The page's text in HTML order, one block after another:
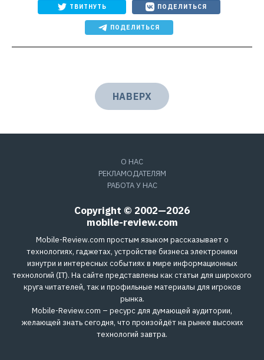
ТВИТНУТЬ ПОДЕЛИТЬСЯ
ПОДЕЛИТЬСЯ
НАВЕРХ
О НАС
РЕКЛАМОДАТЕЛЯМ
РАБОТА У НАС
Copyright © 2002—2026
mobile-review.com
Mobile-Review.com простым языком рассказывает о
технологиях, гаджетах, устройстве бизнеса электроники
изнутри и интересных событиях в мире информационных
технологий (IT). На сайте представлены как статьи для широкого
круга читателей, так и профильные материалы для игроков
рынка.
Mobile-Review.com – ресурс для думающей аудитории,
желающей знать сегодня, что произойдёт на рынке высоких
технологий завтра.